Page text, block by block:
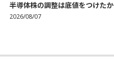
半導体株の調整は底値をつけたか
2026/08/07